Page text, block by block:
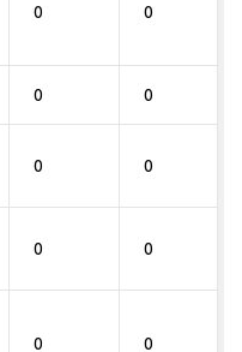
0 0
0 0
0 0
0 0
0 0